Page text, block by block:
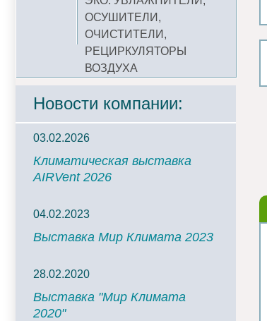
ОСУШИТЕЛИ,
ОЧИСТИТЕЛИ,
РЕЦИРКУЛЯТОРЫ
ВОЗДУХА
Новости компании:
03.02.2026
Климатическая выставка
AIRVent 2026
04.02.2023
Выставка Мир Климата 2023
28.02.2020
Выставка "Мир Климата
2020"